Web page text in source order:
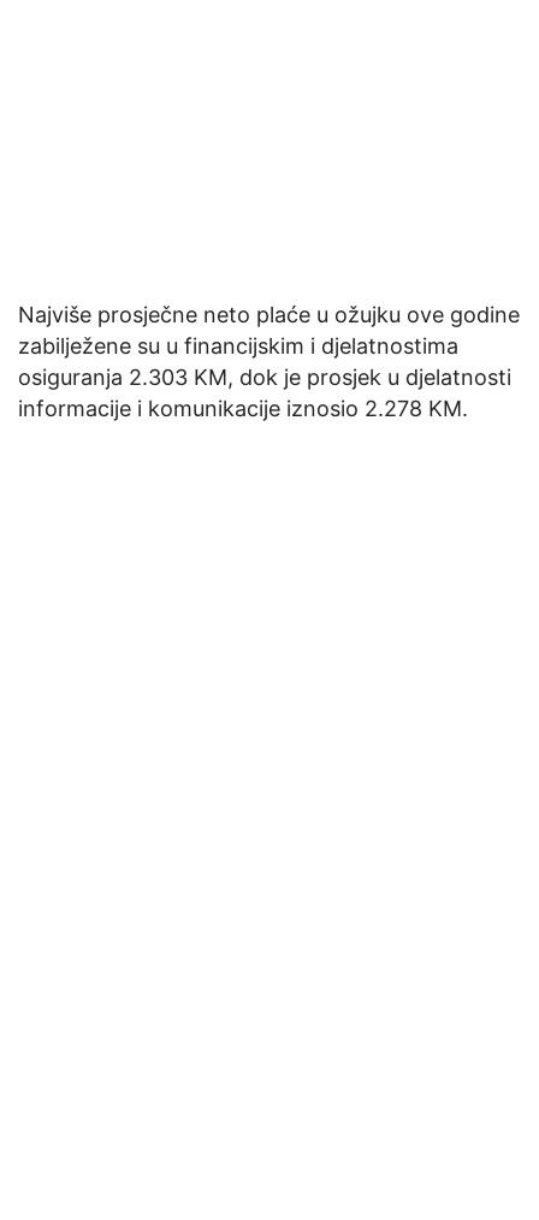
Najviše prosječne neto plaće u ožujku ove godine
zabilježene su u financijskim i djelatnostima
osiguranja 2.303 KM, dok je prosjek u djelatnosti
informacije i komunikacije iznosio 2.278 KM.